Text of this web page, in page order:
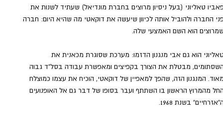
טאליוני (בעל ניסיון מרוצים בחברת מונדיאל) שעתיד לשנות את
החברה ולהוביל אותה לכיוון שיעשה את דוקאטי מה שהיא היום: חברה
הוא השם האמצעי שלה.
הוא גם אבי מנגנון הדזמו: מערכת שסוגרת מכאנית את
מבטלת את הצורך בקפיצים ומאפשרת עבודה בסל"ד גבוה
המנגנון הזה, שהפך למאפיין של דוקאטי, הוכיח את עצמו כמוצלח
מהמרוץ הראשון בו השתתף ועבר בסופו של דבר גם אל האופנועים
בשנת 1968.